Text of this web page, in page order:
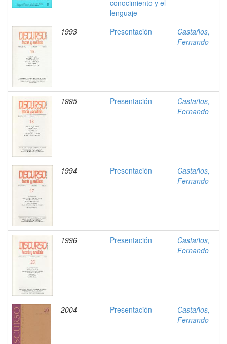
conocimiento y el
lenguaje
1993
Presentación
Castaños,
Fernando
1995 Presentación
Castaños,
Fernando
1994 Presentación
Castaños,
Fernando
1996 Presentación
Castaños,
Fernando
2004 Presentación
Castaños,
Fernando